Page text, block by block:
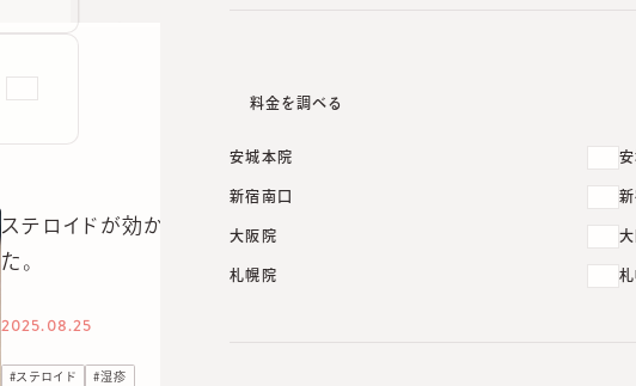
料金を調べる
安城本院
新宿南口
大阪院
札幌院
ステロイドが効かない湿疹。ステロイドを塗っているのにかゆみがひ
た。
2025.08.25
# ステロイド #湿疹